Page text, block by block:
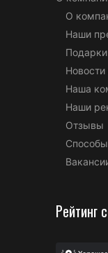
О
Наши
Наша
Наши
Отзывы
Рейтинг